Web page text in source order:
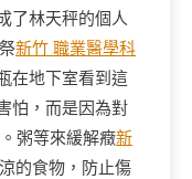
了林天秤的個人
新竹 職業醫學科
在地下室看到這
怕，而是因為對
粥等來緩解癥新
的食物，防止傷